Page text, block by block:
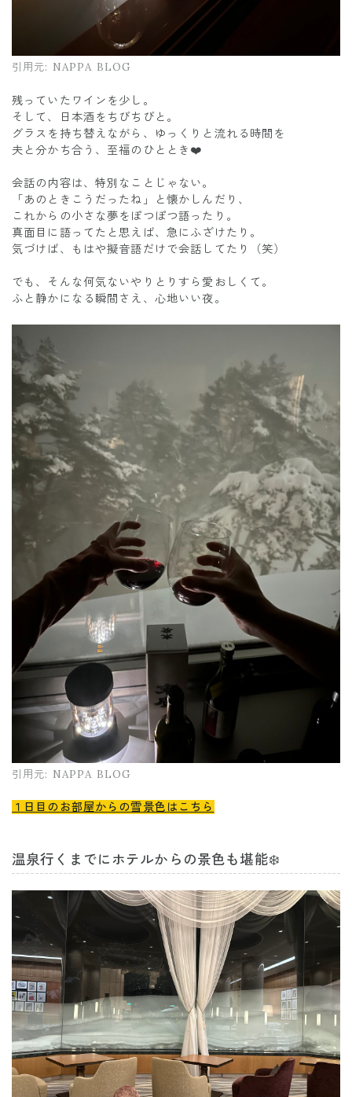
引用元: NAPPA BLOG
残っていたワインを少し。
そして、日本酒をちびちびと。
グラスを持ち替えながら、ゆっくりと流れる時間を
夫と分かち合う、至福のひととき❤️
会話の内容は、特別なことじゃない。
「あのときこうだったね」と懐かしんだり、
これからの小さな夢をぽつぽつ語ったり。
真面目に語ってたと思えば、急にふざけたり。
気づけば、もはや擬音語だけで会話してたり（笑）
でも、そんな何気ないやりとりすら愛おしくて。
ふと静かになる瞬間さえ、心地いい夜。
引用元: NAPPA BLOG
１日目のお部屋からの雪景色はこちら
温泉行くまでにホテルからの景色も堪能❄️